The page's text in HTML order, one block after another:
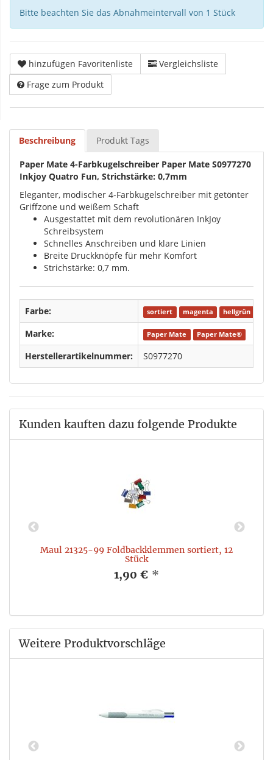
Bitte beachten Sie das Abnahmeintervall von 1 Stück
hinzufügen Favoritenliste
Vergleichsliste
Frage zum Produkt
Beschreibung Produkt Tags
Paper Mate 4-Farbkugelschreiber Paper Mate S0977270
Inkjoy Quatro Fun, Strichstärke: 0,7mm
Eleganter, modischer 4-Farbkugelschreiber mit getönter
Griffzone und weißem Schaft
Ausgestattet mit dem revolutionären InkJoy
Schreibsystem
Schnelles Anschreiben und klare Linien
Breite Druckknöpfe für mehr Komfort
Strichstärke: 0,7 mm.
Farbe: sortiert magenta hellgrün
Marke: Paper Mate Paper Mate®
Herstellerartikelnummer: S0977270
Kunden kauften dazu folgende Produkte
Maul 21325-99 Foldbackklemmen sortiert, 12
Stück
1,90 € *
Weitere Produktvorschläge